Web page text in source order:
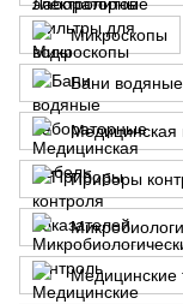
Микроскопы
Бани
Медицинская
Приборы
Медицинские